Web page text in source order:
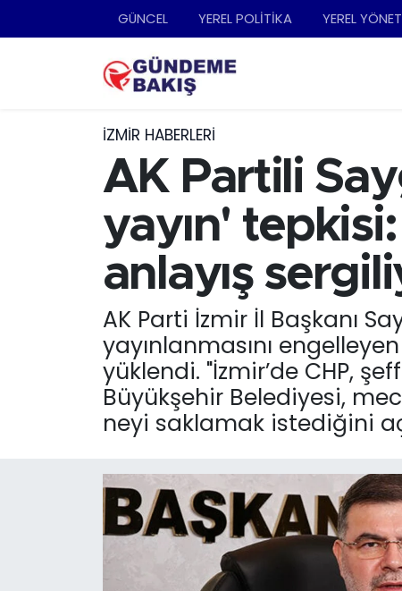
GÜNCEL YEREL POLİTİKA YEREL
İZMIR HABERLERI
AK Partili
yayın'
anlayış
AK Parti İzmir İl Başkanı
yayınlanmasını
yüklendi. "İzmir’de CHP,
Büyükşehir Belediyesi,
neyi saklamak istediğini
Ankara
EKONOMİ
English News
GÜNCEL
KÜLTÜR SANAT
MAGAZİN
POLİTİKA
Nöbetçi Eczaneler
Trafik Durumu
Süper Lig Puan Durumu ve Fikstür
Tüm Manşetler
Son Dakika Haberleri
Haber Arşivi